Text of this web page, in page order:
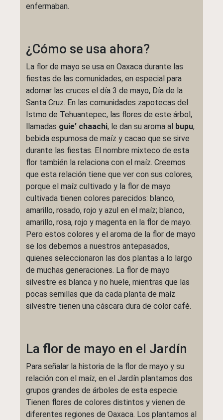
enfermaban.
¿Cómo se usa ahora?
La flor de mayo se usa en Oaxaca durante las
fiestas de las comunidades, en especial para
adornar las cruces el día 3 de mayo, Día de la
Santa Cruz. En las comunidades zapotecas del
Istmo de Tehuantepec, las flores de este árbol,
llamadas guie’ chaachi, le dan su aroma al bupu,
bebida espumosa de maíz y cacao que se sirve
durante las fiestas. El nombre mixteco de esta
flor también la relaciona con el maíz. Creemos
que esta relación tiene que ver con sus colores,
porque el maíz cultivado y la flor de mayo
cultivada tienen colores parecidos: blanco,
amarillo, rosado, rojo y azul en el maíz; blanco,
amarillo, rosa, rojo y magenta en la flor de mayo.
Pero estos colores y el aroma de la flor de mayo
se los debemos a nuestros antepasados,
quienes seleccionaron las dos plantas a lo largo
de muchas generaciones. La flor de mayo
silvestre es blanca y no huele, mientras que las
pocas semillas que da cada planta de maíz
silvestre tienen una cáscara dura de color café.
La flor de mayo en el Jardín
Para señalar la historia de la flor de mayo y su
relación con el maíz, en el Jardín plantamos dos
grupos grandes de árboles de esta especie.
Tienen flores de colores distintos y vienen de
diferentes regiones de Oaxaca. Los plantamos al